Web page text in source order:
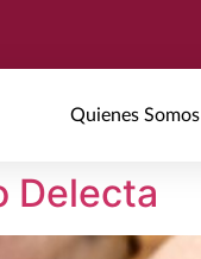
Quienes Somos
Delecta